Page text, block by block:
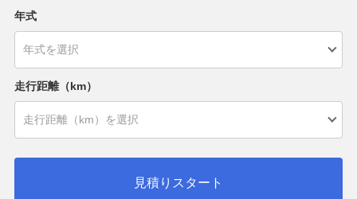
年式
走行距離（km）
見積りスタート